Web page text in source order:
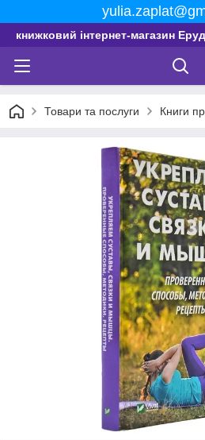
книжковий інтернет-магазин
Товари та послуги Книги